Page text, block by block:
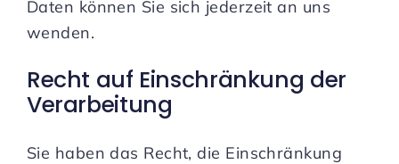
Daten können Sie sich jederzeit an uns
wenden.
Recht auf Einschränkung der
Verarbeitung
Sie haben das Recht, die Einschränkung